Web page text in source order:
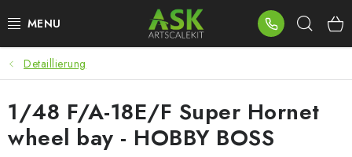
Inhalt
BLOG
SUMMER DAYS
WARHAMMER
Detaillierung
1/48 F/A-18E/F Super Hornet
wheel bay - HOBBY BOSS